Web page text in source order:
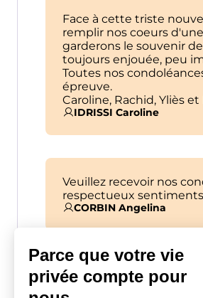
Face à cette triste
remplir nos coeurs
garderons le souvenir
toujours enjouée, peu
Toutes nos
épreuve.
Caroline, Rachid, Yliès et
IDRISSI Caroline
Veuillez recevoir nos
respectueux
CORBIN Angelina